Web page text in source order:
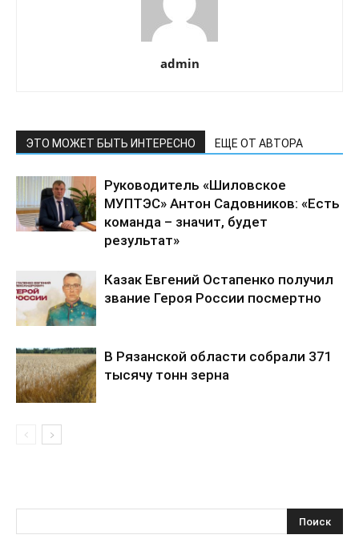
admin
ЭТО МОЖЕТ БЫТЬ ИНТЕРЕСНО ЕЩЕ ОТ АВТОРА
Руководитель «Шиловское
МУПТЭС» Антон Садовников: «Есть
команда – значит, будет
результат»
Казак Евгений Остапенко получил
звание Героя России посмертно
В Рязанской области собрали 371
тысячу тонн зерна